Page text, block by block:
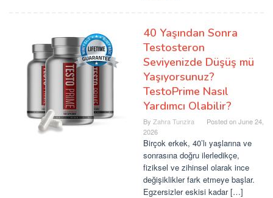
40 Yaşından Sonra
Testosteron
Seviyenizde Düşüş mü
Yaşıyorsunuz?
TestoPrime Nasıl
Yardımcı Olabilir?
By Zahra Tunzira Posted onJune 24,
2026
Birçok erkek, 40’lı yaşlarına ve
sonrasına doğru ilerledikçe,
fiziksel ve zihinsel olarak ince
değişiklikler fark etmeye başlar.
Egzersizler eskisi kadar […]